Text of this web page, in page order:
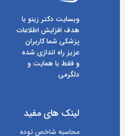
وبسایت دکتر زینو با
هدف افزایش اطلاعات
پزشکی شما کاربران
عزیز راه اندازی شده
و فقط با همایت و
دلگرمی
لینک های مفید
محاسبه شاخص توده